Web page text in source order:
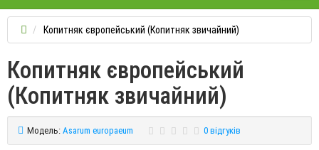
Копитняк європейський (Копитняк звичайний)
Копитняк європейський
(Копитняк звичайний)
Модель: Asarum europaeum 0 відгуків